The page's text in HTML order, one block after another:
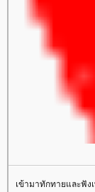
เข้ามาทักทายและฟัง